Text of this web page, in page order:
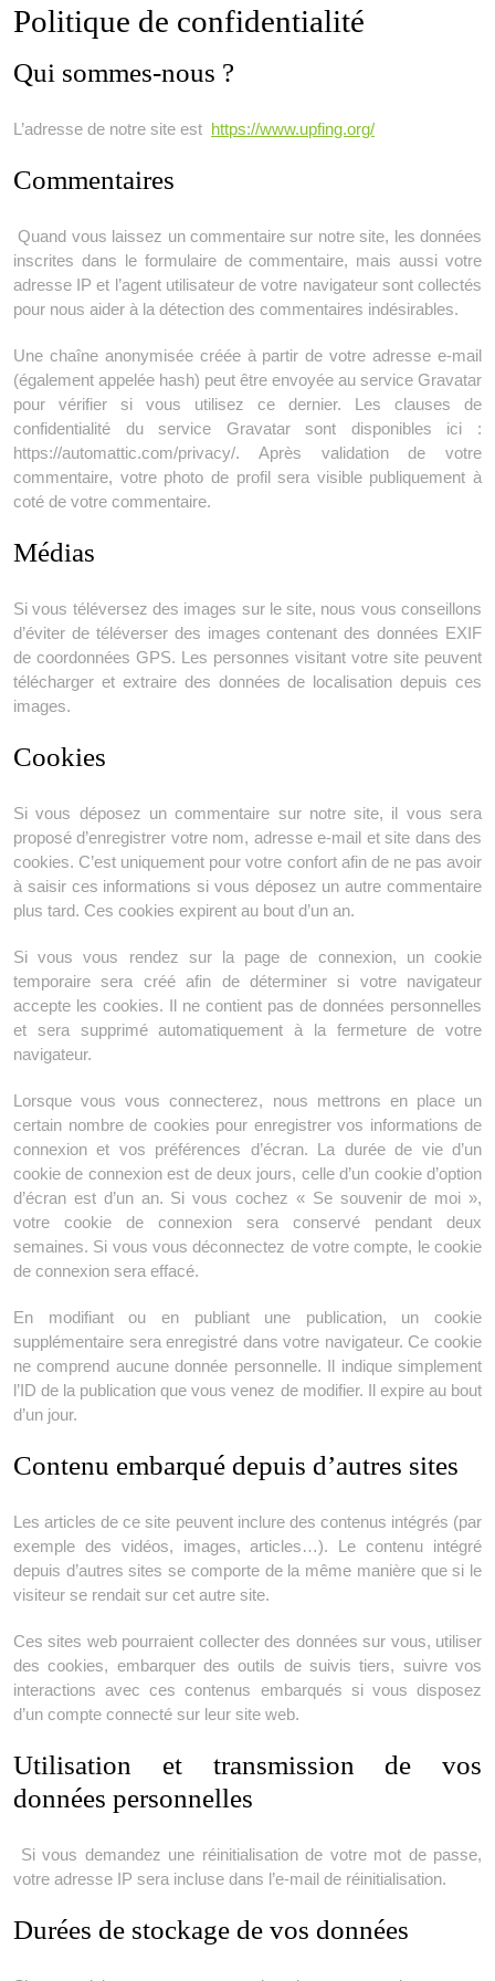
Politique de confidentialité
Qui sommes-nous ?
L’adresse de notre site est https://www.upfing.org/
Commentaires
Quand vous laissez un commentaire sur notre site, les données
inscrites dans le formulaire de commentaire, mais aussi votre
adresse IP et l’agent utilisateur de votre navigateur sont collectés
pour nous aider à la détection des commentaires indésirables.
Une chaîne anonymisée créée à partir de votre adresse e-mail
(également appelée hash) peut être envoyée au service Gravatar
pour vérifier si vous utilisez ce dernier. Les clauses de
confidentialité du service Gravatar sont disponibles ici :
https://automattic.com/privacy/. Après validation de votre
commentaire, votre photo de profil sera visible publiquement à
coté de votre commentaire.
Médias
Si vous téléversez des images sur le site, nous vous conseillons
d’éviter de téléverser des images contenant des données EXIF
de coordonnées GPS. Les personnes visitant votre site peuvent
télécharger et extraire des données de localisation depuis ces
images.
Cookies
Si vous déposez un commentaire sur notre site, il vous sera
proposé d’enregistrer votre nom, adresse e-mail et site dans des
cookies. C’est uniquement pour votre confort afin de ne pas avoir
à saisir ces informations si vous déposez un autre commentaire
plus tard. Ces cookies expirent au bout d’un an.
Si vous vous rendez sur la page de connexion, un cookie
temporaire sera créé afin de déterminer si votre navigateur
accepte les cookies. Il ne contient pas de données personnelles
et sera supprimé automatiquement à la fermeture de votre
navigateur.
Lorsque vous vous connecterez, nous mettrons en place un
certain nombre de cookies pour enregistrer vos informations de
connexion et vos préférences d’écran. La durée de vie d’un
cookie de connexion est de deux jours, celle d’un cookie d’option
d’écran est d’un an. Si vous cochez « Se souvenir de moi »,
votre cookie de connexion sera conservé pendant deux
semaines. Si vous vous déconnectez de votre compte, le cookie
de connexion sera effacé.
En modifiant ou en publiant une publication, un cookie
supplémentaire sera enregistré dans votre navigateur. Ce cookie
ne comprend aucune donnée personnelle. Il indique simplement
l’ID de la publication que vous venez de modifier. Il expire au bout
d’un jour.
Contenu embarqué depuis d’autres sites
Les articles de ce site peuvent inclure des contenus intégrés (par
exemple des vidéos, images, articles…). Le contenu intégré
depuis d’autres sites se comporte de la même manière que si le
visiteur se rendait sur cet autre site.
Ces sites web pourraient collecter des données sur vous, utiliser
des cookies, embarquer des outils de suivis tiers, suivre vos
interactions avec ces contenus embarqués si vous disposez
d’un compte connecté sur leur site web.
Utilisation et transmission de vos
données personnelles
Si vous demandez une réinitialisation de votre mot de passe,
votre adresse IP sera incluse dans l’e-mail de réinitialisation.
Durées de stockage de vos données